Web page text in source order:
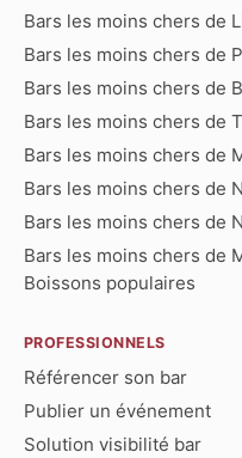
Bars les moins chers de
Bars les moins chers de
Bars les moins chers de
Bars les moins chers de
Bars les moins chers de
Bars les moins chers de
Bars les moins chers de
Bars les moins chers de
Boissons populaires
PROFESSIONNELS
Référencer son bar
Publier un événement
Solution visibilité bar